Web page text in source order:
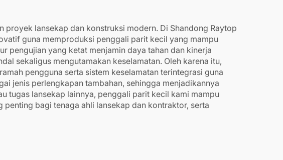
diesel domestik
berkualitas tinggi seperti
Changchai, daya kuat
13HP dipadukan dengan
sistem tenaga yang
dioptimalkan...
lansekap dan konstruksi modern. Di Shandong Raytop
guna memproduksi penggali parit kecil yang mampu
pengujian yang ketat menjamin daya tahan dan kinerja
sekaligus mengutamakan keselamatan. Oleh karena itu,
pengguna serta sistem keselamatan terintegrasi guna
jenis perlengkapan tambahan, sehingga menjadikannya
tugas lansekap lainnya, penggali parit kecil kami mampu
bagi tenaga ahli lansekap dan kontraktor, serta